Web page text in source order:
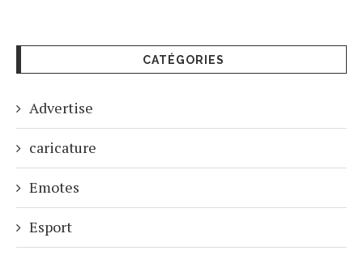
CATÉGORIES
Advertise
caricature
Emotes
Esport